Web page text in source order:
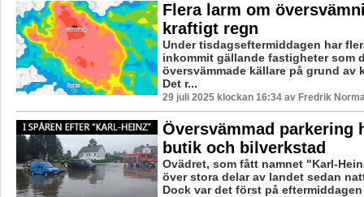
Flera larm om
kraftigt regn
Under tisdagseftermiddagen har
inkommit gällande fastigheter som
översvämmade källare på grund av
Det r...
29 juli 2025 klockan 16:34 av Fredrik
Översvämmad parkering
butik och bilverkstad
Ovädret, som fått namnet "Karl-
över stora delar av landet sedan
Dock var det först på eftermiddagen